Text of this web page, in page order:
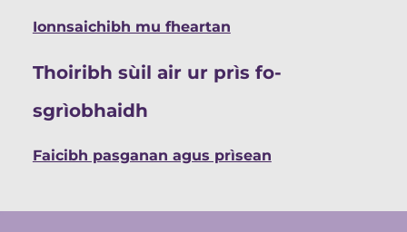
Ionnsaichibh mu fheartan
Thoiribh sùil air ur prìs fo-
sgrìobhaidh
Faicibh pasganan agus prìsean